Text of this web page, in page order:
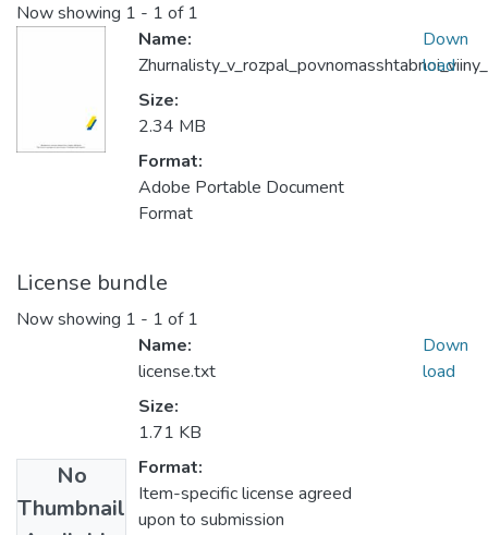
Now showing 1 - 1 of 1
Name:
Size:
2.34 MB
Format:
Adobe Portable Document
Format
Down
load
License bundle
Now showing 1 - 1 of 1
No
Thumbnail
Name:
license.txt
Size:
1.71 KB
Format:
Item-specific license agreed
upon to submission
Down
load